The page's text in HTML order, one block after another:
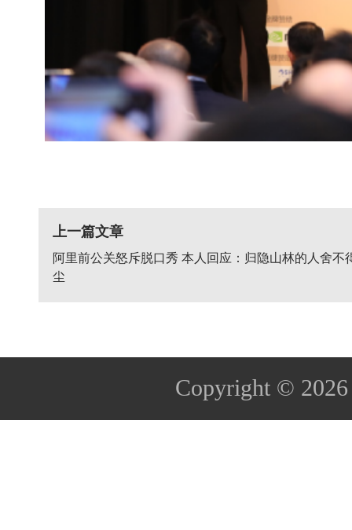
上一篇文章
阿里前公关怒斥脱口秀 本人回应：归隐山林的人舍不
尘
Copyright ©